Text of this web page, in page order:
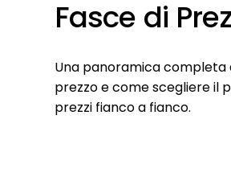
Fasce di
Una panoramica completa
prezzo e come scegliere il
prezzi fianco a fianco.